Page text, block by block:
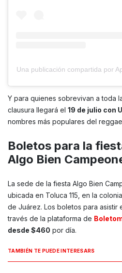
Una publicación compartida por
Y para quienes sobrevivan a toda
clausura llegará el 19 de julio con
nombres más populares del
Boletos para la
Algo Bien
La sede de la fiesta Algo Bien
ubicada en Toluca 115, en la
de Juárez. Los boletos para asistir
través de la plataforma de
desde $460 por día.
TAMBIÉN TE PUEDE INTERESARS